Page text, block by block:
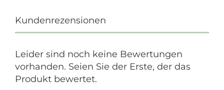
Kundenrezensionen
Leider sind noch keine Bewertungen
vorhanden. Seien Sie der Erste, der das
Produkt bewertet.